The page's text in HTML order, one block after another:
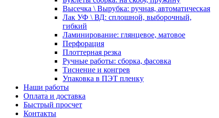
Высечка \ Вырубка: ручная, автоматическая
Лак УФ \ ВД: сплошной, выборочный,
гибкий
Ламинирование: глянцевое, матовое
Перфорация
Плоттерная резка
Ручные работы: сборка, фасовка
Тиснение и конгрев
Упаковка в ПЭТ пленку
Наши работы
Оплата и доставка
Быстрый просчет
Контакты